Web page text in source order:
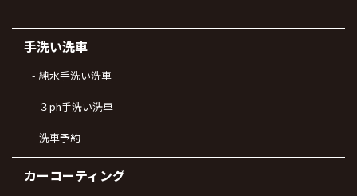
手洗い洗車
純水手洗い洗車
３ph手洗い洗車
洗車予約
カーコーティング